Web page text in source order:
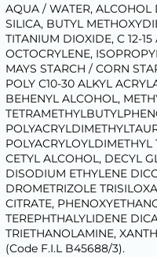
AQUA / WATER, ALCOHOL
SILICA, BUTYL
TITANIUM DIOXIDE, C 12-
OCTOCRYLENE,
MAYS STARCH / CORN
POLY C10-30 ALKYL
BEHENYL ALCOHOL,
POLYACRYLOYLDIMETHYL
CETYL ALCOHOL, DECYL
DISODIUM ETHYLENE
DROMETRIZOLE
CITRATE,
TEREPHTHALYLIDENE
TRIETHANOLAMINE,
(Code F.I.L B45688/3).